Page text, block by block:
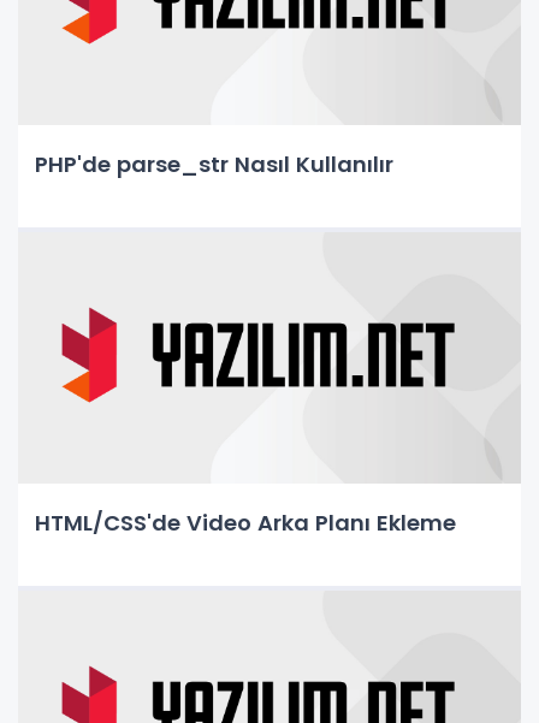
PHP'de parse_str Nasıl Kullanılır
HTML/CSS'de Video Arka Planı Ekleme